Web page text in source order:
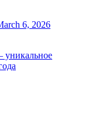
6, 2026
уникальное